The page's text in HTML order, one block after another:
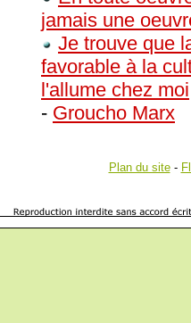
jamais une
Je trouve que
favorable à la
l'allume chez
- Groucho Marx
Plan du site-